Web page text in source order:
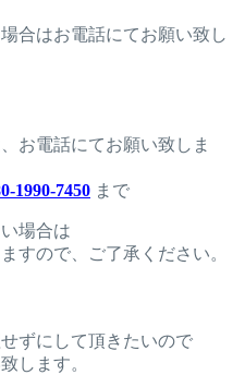
合はお電話にてお願い致し
お電話にてお願い致しま
1990-7450 まで
場合は
すので、ご了承ください。
ずにして頂きたいので
します。